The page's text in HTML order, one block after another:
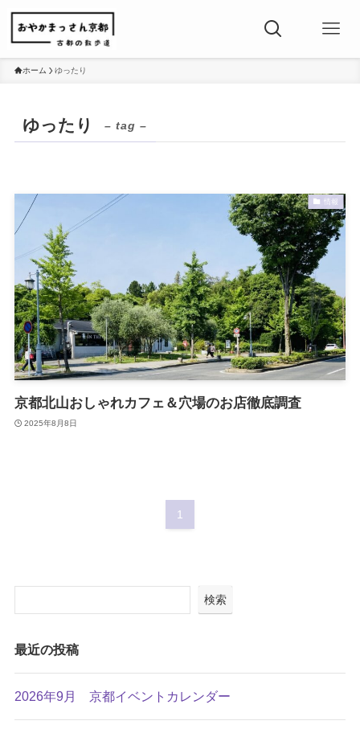
ホーム ゆったり
ゆったり – tag –
情報
京都北山おしゃれカフェ＆穴場のお店徹底調査
2025年8月8日
1
検索
最近の投稿
2026年9月 京都イベントカレンダー